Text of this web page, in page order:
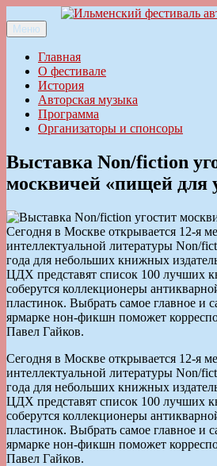
к
содержимому
Ильменский фестиваль авторской
Меню
Главная
О фестивале
История
Авторская музыка
Программа
Организаторы и спонсоры
Выставка Non/fiction
москвичей «пищей для
Сегодня в Москве открывается 12-я
интеллектуальной литературы Non/
года для небольших книжных
ЦДХ представят список 100 лучших
соберутся коллекционеры
пластинок. Выбрать самое главное и
ярмарке нон-фикшн поможет
Павел Гайков.
Сегодня в Москве открывается 12-я
интеллектуальной литературы Non/
года для небольших книжных
ЦДХ представят список 100 лучших
соберутся коллекционеры
пластинок. Выбрать самое главное и
ярмарке нон-фикшн поможет
Павел Гайков.